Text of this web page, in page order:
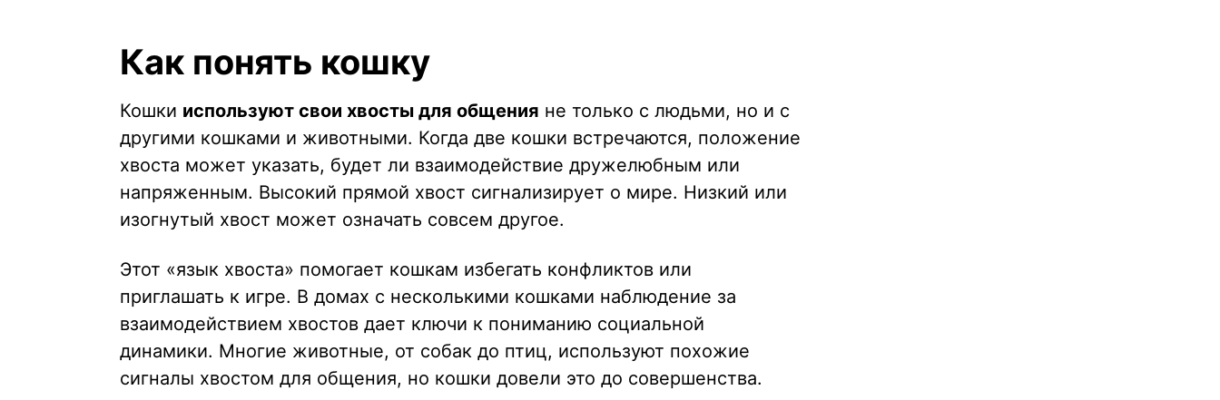
Как понять кошку
Кошки используют свои хвосты для общения не только с людьми, но и с
другими кошками и животными. Когда две кошки встречаются, положение
хвоста может указать, будет ли взаимодействие дружелюбным или
напряженным. Высокий прямой хвост сигнализирует о мире. Низкий или
изогнутый хвост может означать совсем другое.
Этот «язык хвоста» помогает кошкам избегать конфликтов или
приглашать к игре. В домах с несколькими кошками наблюдение за
взаимодействием хвостов дает ключи к пониманию социальной
динамики. Многие животные, от собак до птиц, используют похожие
сигналы хвостом для общения, но кошки довели это до совершенства.